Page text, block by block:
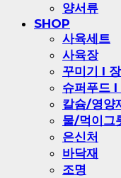
양서류
SHOP
사육세트
사육장
꾸미기 l
슈퍼푸드 l
칼슘/영양
물/먹이그
은신처
바닥재
조명